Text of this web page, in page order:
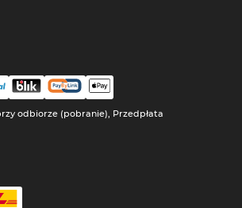
odbiorze (pobranie), Przedpłata